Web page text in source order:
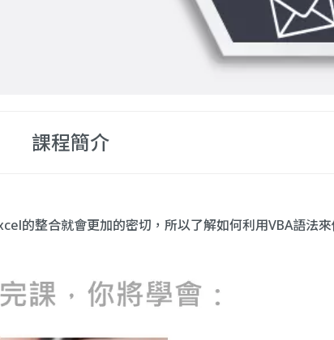
課程簡介
的整合就會更加的密切，所以了解如何利用VBA語法